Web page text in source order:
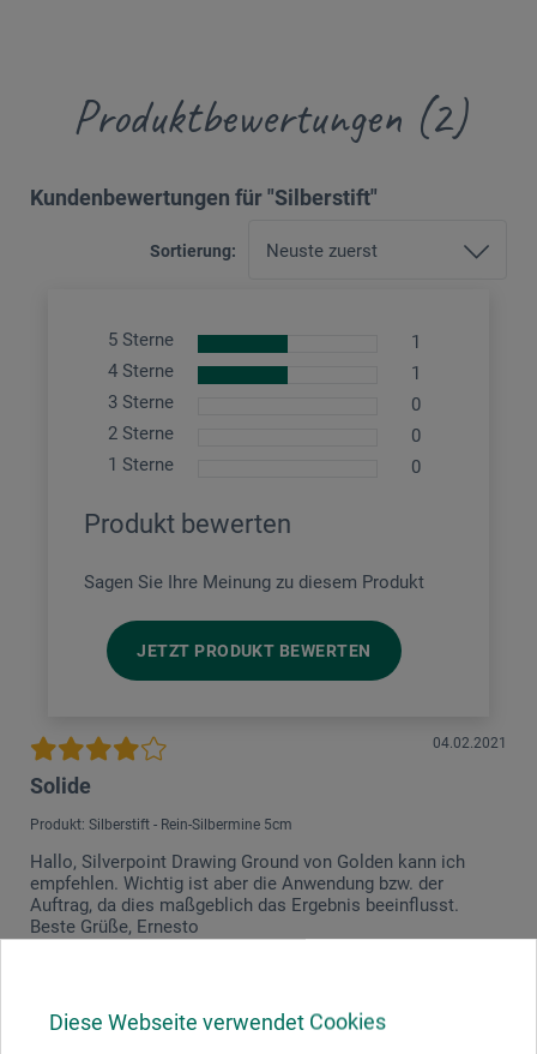
Diese Webseite verwendet Cookies
Produktbewertungen (2)
Kundenbewertungen für "Silberstift"
Sortierung:
5 Sterne
1
4 Sterne
1
3 Sterne
0
2 Sterne
0
1 Sterne
0
Produkt bewerten
Sagen Sie Ihre Meinung zu diesem Produkt
JETZT PRODUKT BEWERTEN
04.02.2021
Solide
Produkt: Silberstift - Rein-Silbermine 5cm
Hallo, Silverpoint Drawing Ground von Golden kann ich
empfehlen. Wichtig ist aber die Anwendung bzw. der
Auftrag, da dies maßgeblich das Ergebnis beeinflusst.
Beste Grüße, Ernesto
Genau wie erwartet, sehr brauchbar